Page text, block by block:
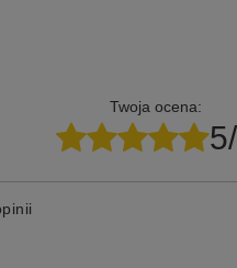
Twoja ocena: